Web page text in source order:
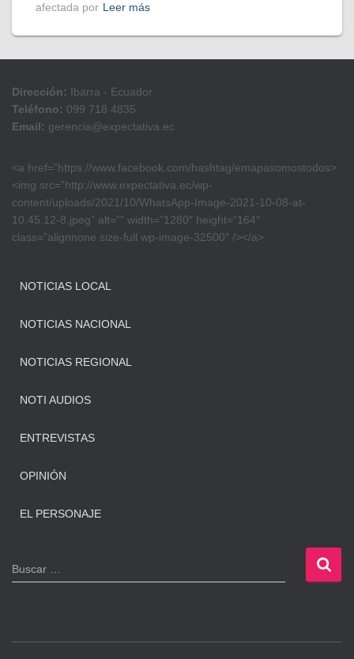
afectada por Leer más
Dirección: Ibarra - Ecuador
Teléfono: 099 718 4835
Email: gerencia@expectativa.ec
<a href=”https://www.facebook.com/hashtag/emapasomostodos>
<img src=”http://www.expectativa.ec/wp-
content/uploads/2021/10/WhatsApp-Image-2021-10-08-at-
10.45.12-8.jpeg” alt=”” width=”1280″ height=”164″
class=”alignnone size-full wp-image-32500″ /></a>
NOTICIAS LOCAL
NOTICIAS NACIONAL
NOTICIAS REGIONAL
NOTI AUDIOS
ENTREVISTAS
OPINIÓN
EL PERSONAJE
B
u
Buscar …